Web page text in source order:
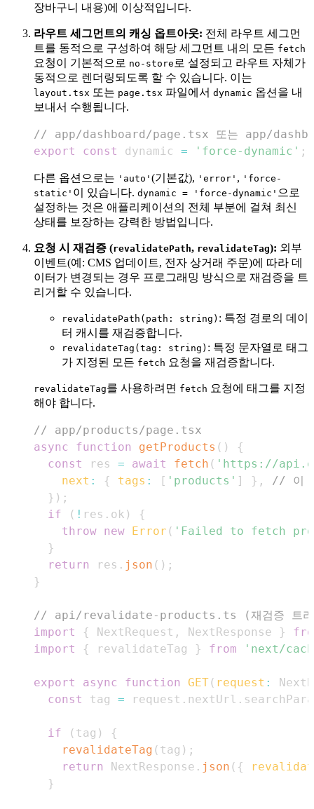
장바구니 내용)에 이상적입니다.
라우트 세그먼트의 캐싱 옵트아웃: 전체 라우트 세그먼
트를 동적으로 구성하여 해당 세그먼트 내의 모든 fetch
요청이 기본적으로 no-store 로 설정되고 라우트 자체가
동적으로 렌더링되도록 할 수 있습니다. 이는
layout.tsx 또는 page.tsx 파일에서 dynamic 옵션을 내
보내서 수행됩니다.
// app/dashboard/page.tsx 또는 app/
export
const dynamic = 'force-dynamic' ;
다른 옵션으로는 'auto' (기본값), 'error' , 'force-
static' 이 있습니다. dynamic = 'force-dynamic' 으로
설정하는 것은 애플리케이션의 전체 부분에 걸쳐 최신
상태를 보장하는 강력한 방법입니다.
요청 시 재검증 (revalidatePath, revalidateTag): 외부
이벤트(예: CMS 업데이트, 전자 상거래 주문)에 따라 데
이터가 변경되는 경우 프로그래밍 방식으로 재검증을 트
리거할 수 있습니다.
revalidatePath(path: string) : 특정 경로의 데이
터 캐시를 재검증합니다.
revalidateTag(tag: string) : 특정 문자열로 태그
가 지정된 모든 fetch 요청을 재검증합니다.
revalidateTag를 사용하려면 fetch 요청에 태그를 지정
해야 합니다.
// app/products/page.tsx
async
function getProducts ( )
{
const
res = await fetch ( 'https://
next : { tags : [ 'products' ] } ,
// 이
} ) ;
if
( ! res . ok )
{
throw new Error ( 'Failed to fetch
}
return
res . json ( ) ;
}
// api/revalidate-products.ts (재검증 트리
import
{ NextRequest , NextResponse }
import
{ revalidateTag } from 'next/
export async function GET( request :
const
tag = request . nextUrl .
if ( tag )
{
revalidateTag ( tag ) ;
return
NextResponse . json ( {
}